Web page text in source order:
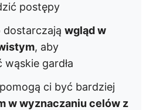
postępy
dostarczają wgląd w
, aby
gardła
ci być bardziej
w wyznaczaniu celów z